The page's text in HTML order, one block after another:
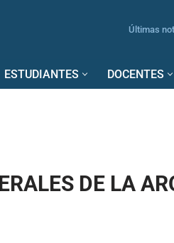
Últimas
ESTUDIANTES DOCENTES
DE LA